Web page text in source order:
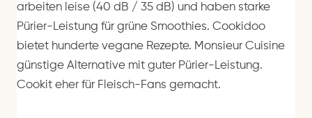
arbeiten leise (40 dB / 35 dB) und haben starke
Pürier-Leistung für grüne Smoothies. Cookidoo
bietet hunderte vegane Rezepte. Monsieur Cuisine
günstige Alternative mit guter Pürier-Leistung.
Cookit eher für Fleisch-Fans gemacht.